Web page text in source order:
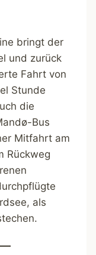
bringt der
und zurück
Fahrt von
Stunde
die
Bus
Mitfahrt am
Rückweg
als